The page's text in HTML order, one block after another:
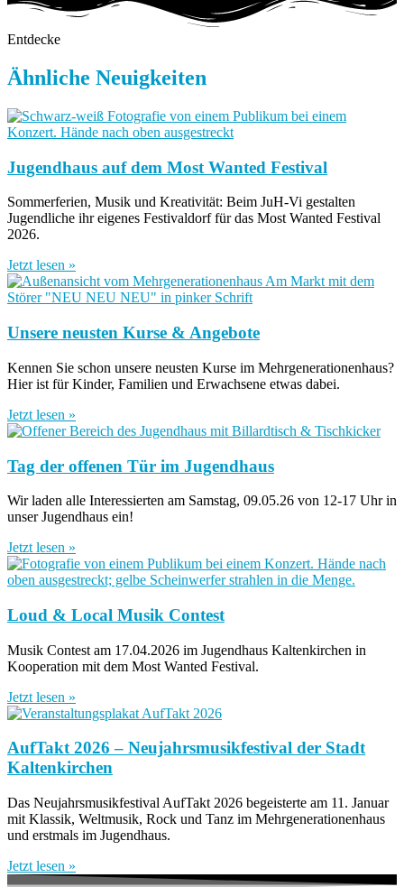
Entdecke
Ähnliche Neuigkeiten
Jugendhaus auf dem Most Wanted Festival
Sommerferien, Musik und Kreativität: Beim JuH-Vi gestalten
Jugendliche ihr eigenes Festivaldorf für das Most Wanted Festival
2026.
Jetzt lesen »
Unsere neusten Kurse & Angebote
Kennen Sie schon unsere neusten Kurse im Mehrgenerationenhaus?
Hier ist für Kinder, Familien und Erwachsene etwas dabei.
Jetzt lesen »
Tag der offenen Tür im Jugendhaus
Wir laden alle Interessierten am Samstag, 09.05.26 von 12-17 Uhr in
unser Jugendhaus ein!
Jetzt lesen »
Loud & Local Musik Contest
Musik Contest am 17.04.2026 im Jugendhaus Kaltenkirchen in
Kooperation mit dem Most Wanted Festival.
Jetzt lesen »
AufTakt 2026 – Neujahrsmusikfestival der Stadt
Kaltenkirchen
Das Neujahrsmusikfestival AufTakt 2026 begeisterte am 11. Januar
mit Klassik, Weltmusik, Rock und Tanz im Mehrgenerationenhaus
und erstmals im Jugendhaus.
Jetzt lesen »